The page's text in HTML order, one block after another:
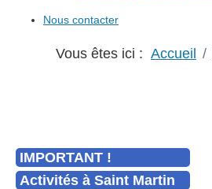
Nous contacter
Vous êtes ici : Accueil
IMPORTANT !
Activités à Saint Martin